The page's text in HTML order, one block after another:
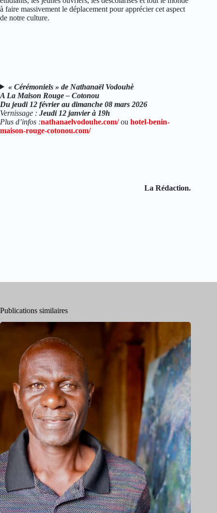
à faire massivement le déplacement pour apprécier cet aspect
de notre culture.
« Cérémoniels » de Nathanaël Vodouhè
A La Maison Rouge – Cotonou
Du jeudi 12 février au dimanche 08 mars 2026
Vernissage : Jeudi 12 janvier à 19h
Plus d’infos :nathanaelvodouhe.com/ ou hotel-benin-
maison-rouge-cotonou.com/
La Rédaction.
Publications similaires